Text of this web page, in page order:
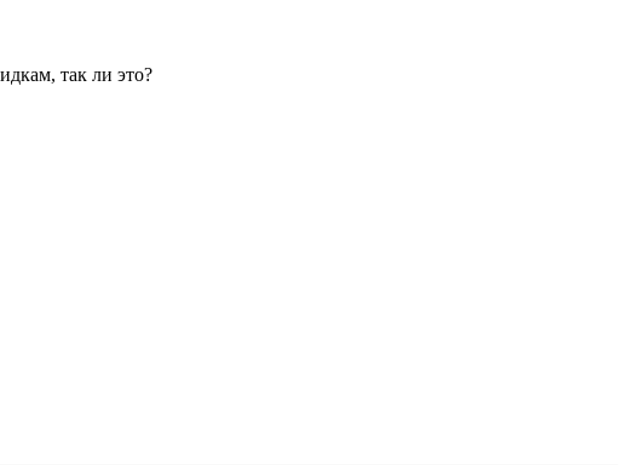
так ли это?